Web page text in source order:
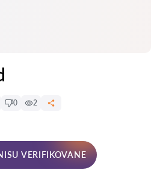
0 2
VERIFIKOVANE